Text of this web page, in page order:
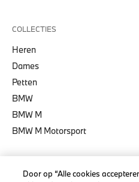
COLLECTIES
Heren
Dames
Petten
BMW
BMW M
BMW M Motorsport
Door op “Alle cookies